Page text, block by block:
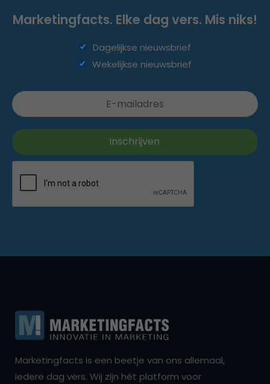
Marketingfacts. Elke dag vers. Mis niks!
Dagelijkse nieuwsbrief
Wekelijkse nieuwsbrief
Marketingfacts is een beetje van ons allemaal,
iedere dag vers. Wij zijn hét platform voor